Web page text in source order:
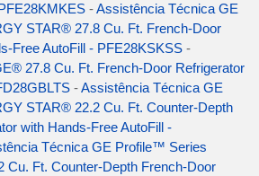
-Assistência Técnica GE
STAR® 27.8 Cu. Ft. French-Door
Free AutoFill - PFE28KSKSS -
27.8 Cu. Ft. French-Door Refrigerator
-Assistência Técnica GE
STAR® 22.2 Cu. Ft. Counter-Depth
with Hands-Free AutoFill -
Técnica GE Profile™ Series
Cu. Ft. Counter-Depth French-Door